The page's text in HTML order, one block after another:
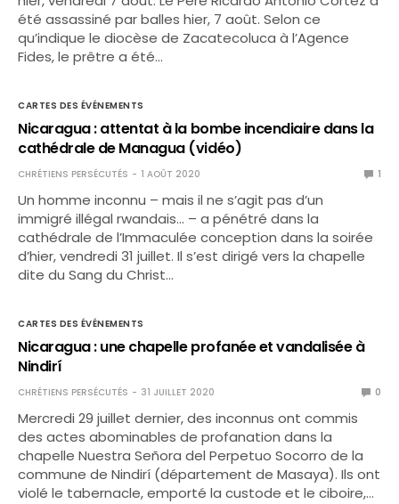
été assassiné par balles hier, 7 août. Selon ce
qu’indique le diocèse de Zacatecoluca à l’Agence
Fides, le prêtre a été…
CARTES DES ÉVÉNEMENTS
Nicaragua : attentat à la bombe incendiaire dans la
cathédrale de Managua (vidéo)
CHRÉTIENS PERSÉCUTÉS 1 AOÛT 2020 1
Un homme inconnu – mais il ne s’agit pas d’un
immigré illégal rwandais… – a pénétré dans la
cathédrale de l’Immaculée conception dans la soirée
d’hier, vendredi 31 juillet. Il s’est dirigé vers la chapelle
dite du Sang du Christ…
CARTES DES ÉVÉNEMENTS
Nicaragua : une chapelle profanée et vandalisée à
Nindirí
CHRÉTIENS PERSÉCUTÉS 31 JUILLET 2020 0
Mercredi 29 juillet dernier, des inconnus ont commis
des actes abominables de profanation dans la
chapelle Nuestra Señora del Perpetuo Socorro de la
commune de Nindirí (département de Masaya). Ils ont
violé le tabernacle, emporté la custode et le ciboire,…